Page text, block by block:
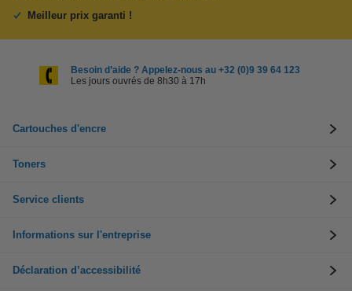
Meilleur prix garanti !
Besoin d’aide ? Appelez-nous au +32 (0)9 39 64 123
Les jours ouvrés de 8h30 à 17h
Cartouches d'encre
Toners
Service clients
Informations sur l'entreprise
Déclaration d’accessibilité